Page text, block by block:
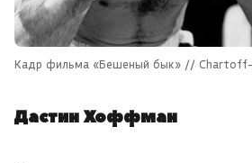
Кадр фильма «Бешеный бык» // Chartoff-
Дастин Хоффман